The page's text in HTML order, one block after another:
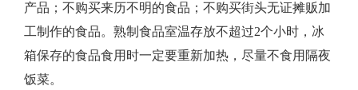
产品；不购买来历不明的食品；不购买街头无证摊贩加
工制作的食品。熟制食品室温存放不超过2个小时，冰
箱保存的食品食用时一定要重新加热，尽量不食用隔夜
饭菜。